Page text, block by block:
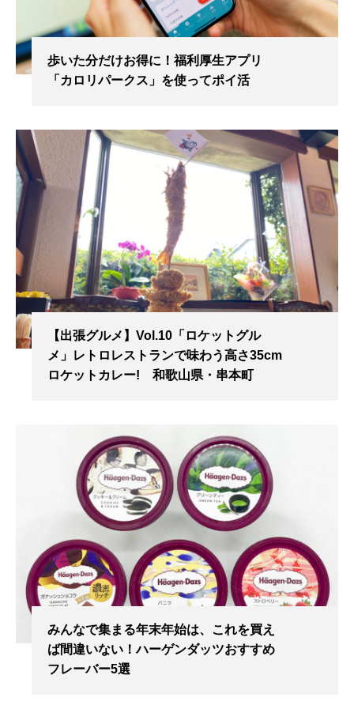
歩いた分だけお得に！福利厚生アプリ
「カロリパークス」を使ってポイ活
【出張グルメ】Vol.10「ロケットグル
メ」レトロレストランで味わう高さ35cm
ロケットカレー! 和歌山県・串本町
みんなで集まる年末年始は、これを買え
ば間違いない！ハーゲンダッツおすすめ
フレーバー5選